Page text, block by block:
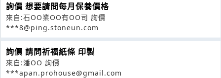
詢價 想要請問每月保養價格
來自:石OO業OO有OO司 詢價
***8@ping.stoneun.com
詢價 請問祈福紙條 印製
來自:潘OO 詢價
***apan.prohouse@gmail.com